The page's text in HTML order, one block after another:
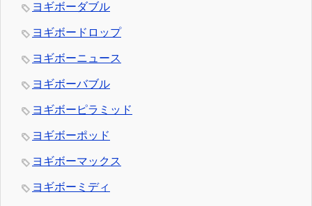
ヨギボーダブル
ヨギボードロップ
ヨギボーニュース
ヨギボーバブル
ヨギボーピラミッド
ヨギボーポッド
ヨギボーマックス
ヨギボーミディ